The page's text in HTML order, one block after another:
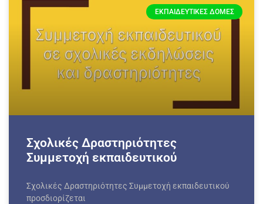
ΕΚΠΑΙΔΕΥΤΙΚΈΣ ΔΟΜΈΣ
Σχολικές Δραστηριότητες
Συμμετοχή εκπαιδευτικού
Σχολικές Δραστηριότητες Συμμετοχή εκπαιδευτικού
προσδιορίζεται